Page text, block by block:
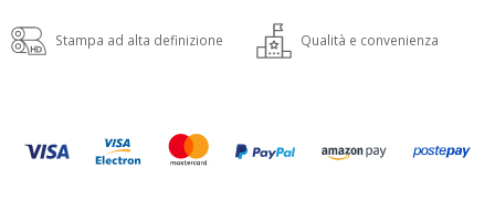
Stampa ad alta definizione Qualità e convenienza